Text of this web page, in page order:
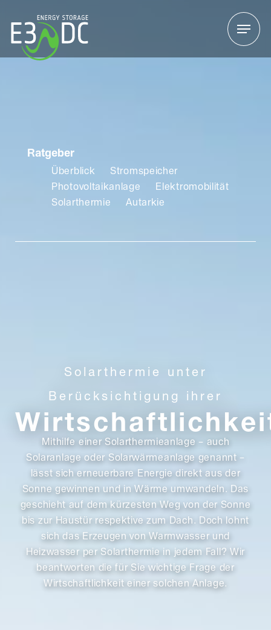
Menu
Ratgeber
Überblick
Stromspeicher
Photovoltaikanlage
Elektromobilität
Solarthermie
Autarkie
Solarthermie unter
Berücksichtigung ihrer
Mithilfe einer Solarthermieanlage – auch
Solaranlage oder Solarwärmeanlage genannt –
lässt sich erneuerbare Energie direkt aus der
Sonne gewinnen und in Wärme umwandeln. Das
geschieht auf dem kürzesten Weg von der Sonne
bis zur Haustür respektive zum Dach. Doch lohnt
sich das Erzeugen von Warmwasser und
Heizwasser per Solarthermie in jedem Fall? Wir
beantworten die für Sie wichtige Frage der
Wirtschaftlichkeit einer solchen Anlage.